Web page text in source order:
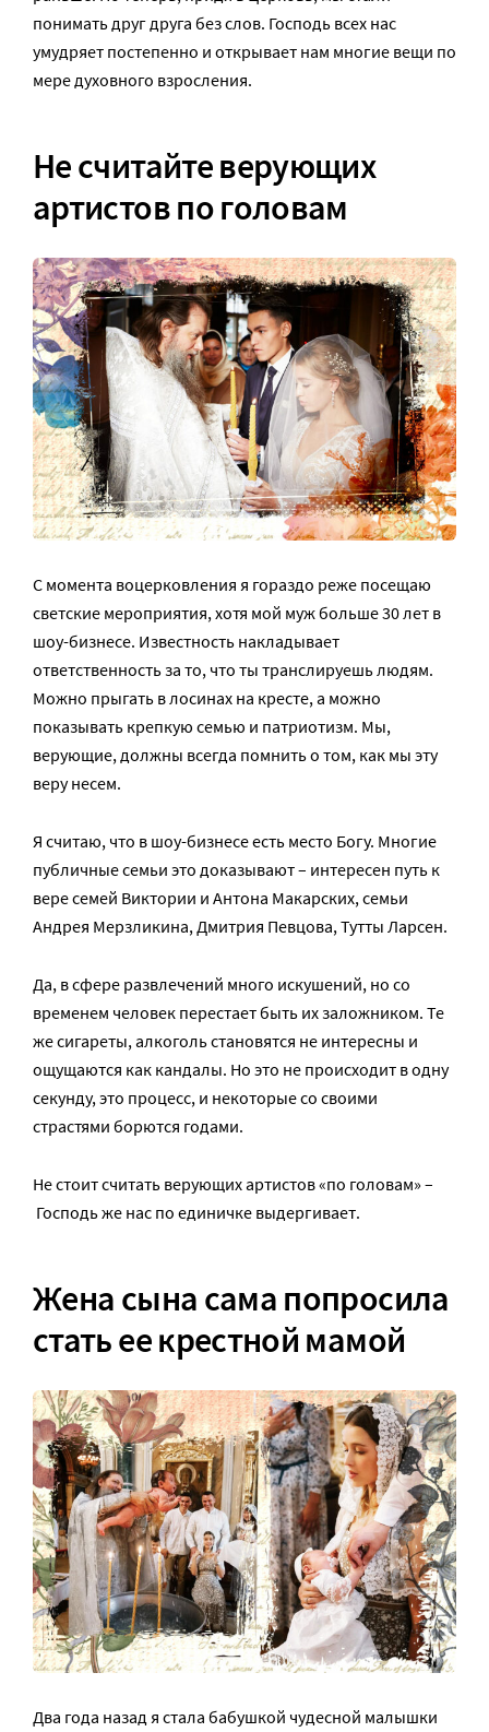
понимать друг друга без слов. Господь всех нас
умудряет постепенно и открывает нам многие вещи по
мере духовного взросления.
Не считайте верующих
артистов по головам
С момента воцерковления я гораздо реже посещаю
светские мероприятия, хотя мой муж больше 30 лет в
шоу-бизнесе. Известность накладывает
ответственность за то, что ты транслируешь людям.
Можно прыгать в лосинах на кресте, а можно
показывать крепкую семью и патриотизм. Мы,
верующие, должны всегда помнить о том, как мы эту
веру несем.
Я считаю, что в шоу-бизнесе есть место Богу. Многие
публичные семьи это доказывают – интересен путь к
вере семей Виктории и Антона Макарских, семьи
Андрея Мерзликина, Дмитрия Певцова, Тутты Ларсен.
Да, в сфере развлечений много искушений, но со
временем человек перестает быть их заложником. Те
же сигареты, алкоголь становятся не интересны и
ощущаются как кандалы. Но это не происходит в одну
секунду, это процесс, и некоторые со своими
страстями борются годами.
Не стоит считать верующих артистов «по головам» –
Господь же нас по единичке выдергивает.
Жена сына сама попросила
стать ее крестной мамой
Два года назад я стала бабушкой чудесной малышки